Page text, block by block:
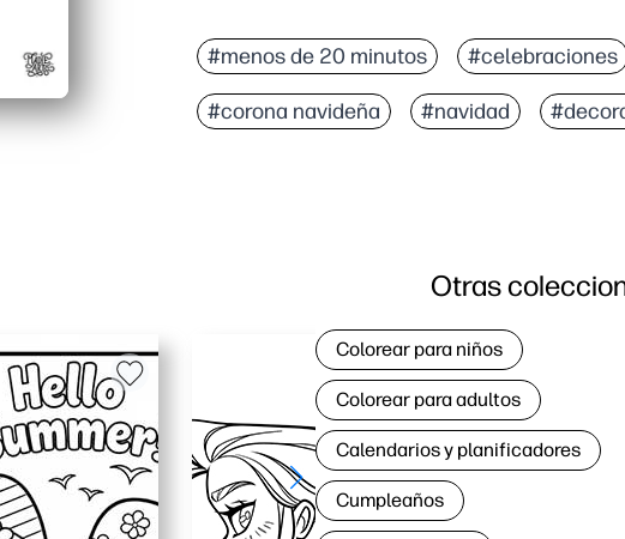
#menos de 20 minutos #celebraciones
#corona navideña #navidad
Otras
Colorear para niños
Colorear para adultos
Calendarios y planificadores
Cumpleaños